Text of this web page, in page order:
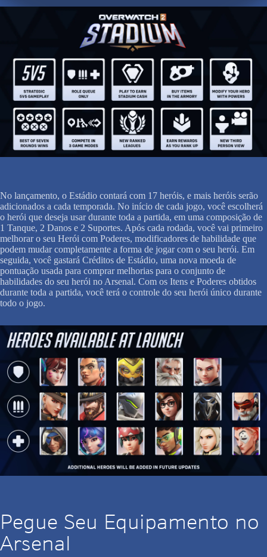
No lançamento, o Estádio contará com 17 heróis, e mais heróis serão
adicionados a cada temporada. No início de cada jogo, você escolherá
o herói que deseja usar durante toda a partida, em uma composição de
1 Tanque, 2 Danos e 2 Suportes. Após cada rodada, você vai primeiro
melhorar o seu Herói com Poderes, modificadores de habilidade que
podem mudar completamente a forma de jogar com o seu herói. Em
seguida, você gastará Créditos de Estádio, uma nova moeda de
pontuação usada para comprar melhorias para o conjunto de
habilidades do seu herói no Arsenal. Com os Itens e Poderes obtidos
durante toda a partida, você terá o controle do seu herói único durante
todo o jogo.
Pegue Seu Equipamento no
Arsenal